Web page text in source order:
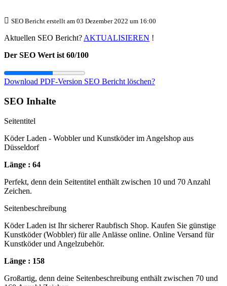
SEO Bericht erstellt am 03 Dezember 2022 um 16:00
Aktuellen SEO Bericht? AKTUALISIEREN !
Der SEO Wert ist 60/100
Download PDF-Version SEO Bericht löschen?
SEO Inhalte
Seitentitel
Köder Laden - Wobbler und Kunstköder im Angelshop aus
Düsseldorf
Länge : 64
Perfekt, denn dein Seitentitel enthält zwischen 10 und 70 Anzahl
Zeichen.
Seitenbeschreibung
Köder Laden ist Ihr sicherer Raubfisch Shop. Kaufen Sie günstige
Kunstköder (Wobbler) für alle Anlässe online. Online Versand für
Kunstköder und Angelzubehör.
Länge : 158
Großartig, denn deine Seitenbeschreibung enthält zwischen 70 und